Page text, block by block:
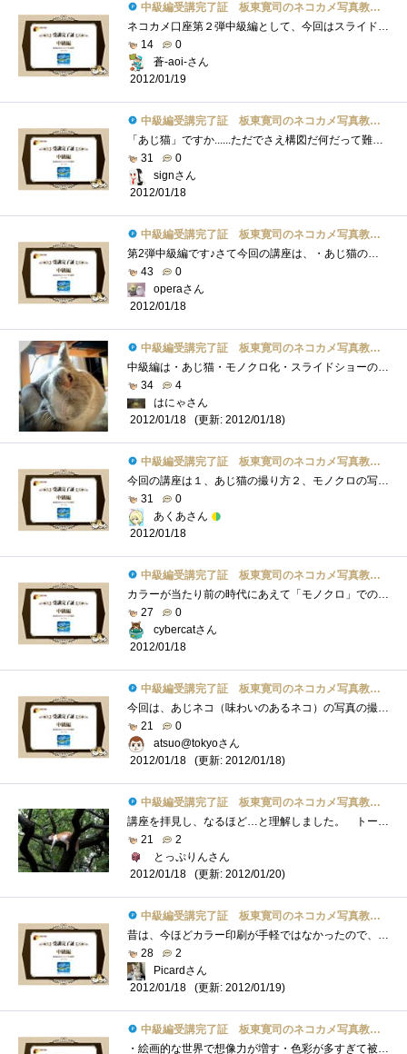
中級編受講完了証 板東寛司のネコカメ写真教室パート2
ネコカメ口座第２弾中級編として、今回はスライドショーまでを解説して頂いています。前回、初級編では物足りない感がありましたが、今回は�...
14
0
蒼-aoi-さん
2012/01/19
中級編受講完了証 板東寛司のネコカメ写真教室パート2
「あじ猫」ですか......ただでさえ構図だ何だって難しいのに、味わいのある写真なんてとれるカナ。「いつもと違うアングルや、撮影する時間や�...
31
0
signさん
2012/01/18
中級編受講完了証 板東寛司のネコカメ写真教室パート2
第2弾中級編です♪さて今回の講座は、・あじ猫の撮り方・モノクロの写真の加工方法・スライドショーの作り方がテーマです。まず、・あじ猫の�...
43
0
operaさん
2012/01/18
中級編受講完了証 板東寛司のネコカメ写真教室パート2
中級編は・あじ猫・モノクロ化・スライドショーの2点。●あじ猫猫はいろんな表情を見せる＆それが分かりやすい生き物なので、表情、アングル�...
34
4
はにゃさん
2012/01/18
(更新: 2012/01/18)
中級編受講完了証 板東寛司のネコカメ写真教室パート2
今回の講座は１、あじ猫の撮り方２、モノクロの写真の加工方法３、スライドショーの作り方いつもと違ったアングルで写真を撮るのもまた楽し�...
31
0
あくあさん
2012/01/18
中級編受講完了証 板東寛司のネコカメ写真教室パート2
カラーが当たり前の時代にあえて「モノクロ」での主張。家の中で撮ると確かに雑然としたカラーリングになるので、ネコを目立たせるにはこの�...
27
0
cybercatさん
2012/01/18
中級編受講完了証 板東寛司のネコカメ写真教室パート2
今回は、あじネコ（味わいのあるネコ）の写真の撮り方、モノクロ、スライドショーがテーマでしたが、またしてもスライドショー以外はLightroom�...
21
0
atsuo@tokyoさん
2012/01/18
(更新: 2012/01/18)
中級編受講完了証 板東寛司のネコカメ写真教室パート2
講座を拝見し、なるほど…と理解しました。 トーンカーブの調整は、カラーで何度か経験しているため、内容自体はそれほど新鮮ではなかった�...
21
2
とっぷりんさん
2012/01/18
(更新: 2012/01/20)
中級編受講完了証 板東寛司のネコカメ写真教室パート2
昔は、今ほどカラー印刷が手軽ではなかったので、モノクロームを意識した写真の撮影や、グラフ,資料を作っていましたが、最近は余りモノクロ�...
28
2
Picardさん
2012/01/18
(更新: 2012/01/19)
中級編受講完了証 板東寛司のネコカメ写真教室パート2
・絵画的な世界で想像力が増す・色彩が多すぎて被写体が目立たずに失敗・「仮想コピーを作成」し、並べて比較編集・被写体の陰影を際立たせ�...